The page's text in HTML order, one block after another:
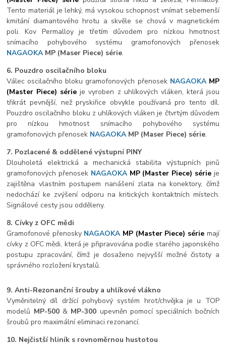
Tento materiál je lehký, má vysokou schopnost vnímat sebemenší
kmitání diamantového hrotu a skvěle se chová v magnetickém
poli. Kov Permalloy je třetím důvodem pro nízkou hmotnost
snímacího pohybového systému gramofonových přenosek
NAGAOKA MP (Maser Piece) série.
6. Pouzdro oscilačního bloku
Válec oscilačního bloku gramofonových přenosek NAGAOKA MP
(Master Piece) série je vyroben z uhlíkových vláken, která jsou
třikrát pevnější, než pryskiřice obvykle používaná pro tento díl.
Pouzdro oscilačního bloku z uhlíkových vláken je čtvrtým důvodem
pro nízkou hmotnost snímacího pohybového systému
gramofonových přenosek NAGAOKA MP (Maser Piece) série.
7. Pozlacené & oddělené výstupní PINY
Dlouholetá elektrická a mechanická stabilita výstupních pinů
gramofonových přenosek NAGAOKA MP (Master Piece) série je
zajištěna vlastním postupem nanášení zlata na konektory, čímž
nedochází ke zvýšení odporu na kritických kontaktních místech.
Signálové cesty jsou odděleny.
8. Cívky z OFC mědi
Gramofonové přenosky NAGAOKA MP (Master Piece) série mají
cívky z OFC mědi, která je připravována podle starého japonského
postupu zpracování, čímž je dosaženo nejvyšší možné čistoty a
správného rozložení krystalů.
9. Anti-Rezonanční šrouby a uhlíkové vlákno
Vyměnitelný díl držící pohybový systém hrot/chvějka je u TOP
modelů MP-500& MP-300 upevněn pomocí speciálních bočních
šroubů pro maximální eliminaci rezonancí.
10. Nejčistší hliník s rovnoměrnou hustotou